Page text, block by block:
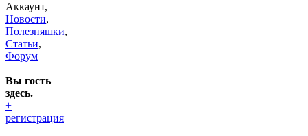
Аккаунт,
Новости,
Полезняшки,
Статьи,
Форум
Вы гость
здесь.
+
регистрация